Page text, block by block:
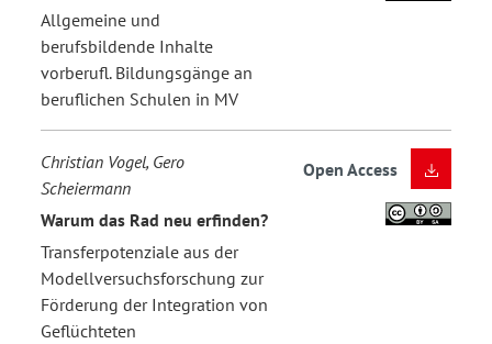
Allgemeine und
berufsbildende Inhalte
vorberufl. Bildungsgänge an
beruflichen Schulen in MV
Christian Vogel, Gero
Scheiermann
Warum das Rad neu erfinden?
Transferpotenziale aus der
Modellversuchsforschung zur
Förderung der Integration von
Geflüchteten
Open Access